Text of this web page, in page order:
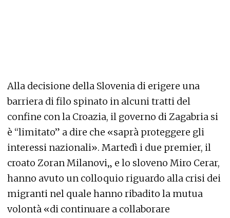
Alla decisione della Slovenia di erigere una
barriera di filo spinato in alcuni tratti del
confine con la Croazia, il governo di Zagabria si
è “limitato” a dire che «saprà proteggere gli
interessi nazionali». Martedì i due premier, il
croato Zoran Milanovi„ e lo sloveno Miro Cerar,
hanno avuto un colloquio riguardo alla crisi dei
migranti nel quale hanno ribadito la mutua
volontà «di continuare a collaborare